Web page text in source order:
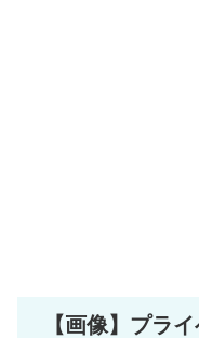
【画像】プラ